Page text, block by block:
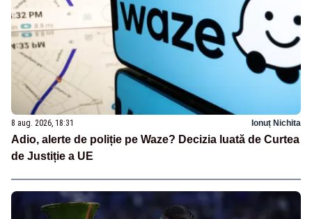
8 aug. 2026, 18:31 Ionuț Nichita
Adio, alerte de poliție pe Waze? Decizia luată de Curtea
de Justiție a UE